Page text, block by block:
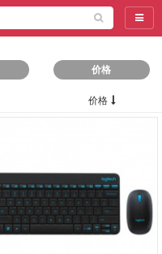
导航
价格
价格